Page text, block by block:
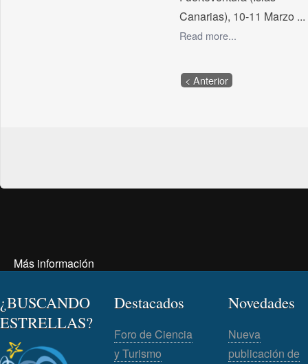
Canarias), 10-11 Marzo ...
Read more...
< Anterior
Más información
¿BUSCANDO
ESTRELLAS?
Destacados
Foro de Ciencia
y Turismo
Novedades
Nueva
publicación de